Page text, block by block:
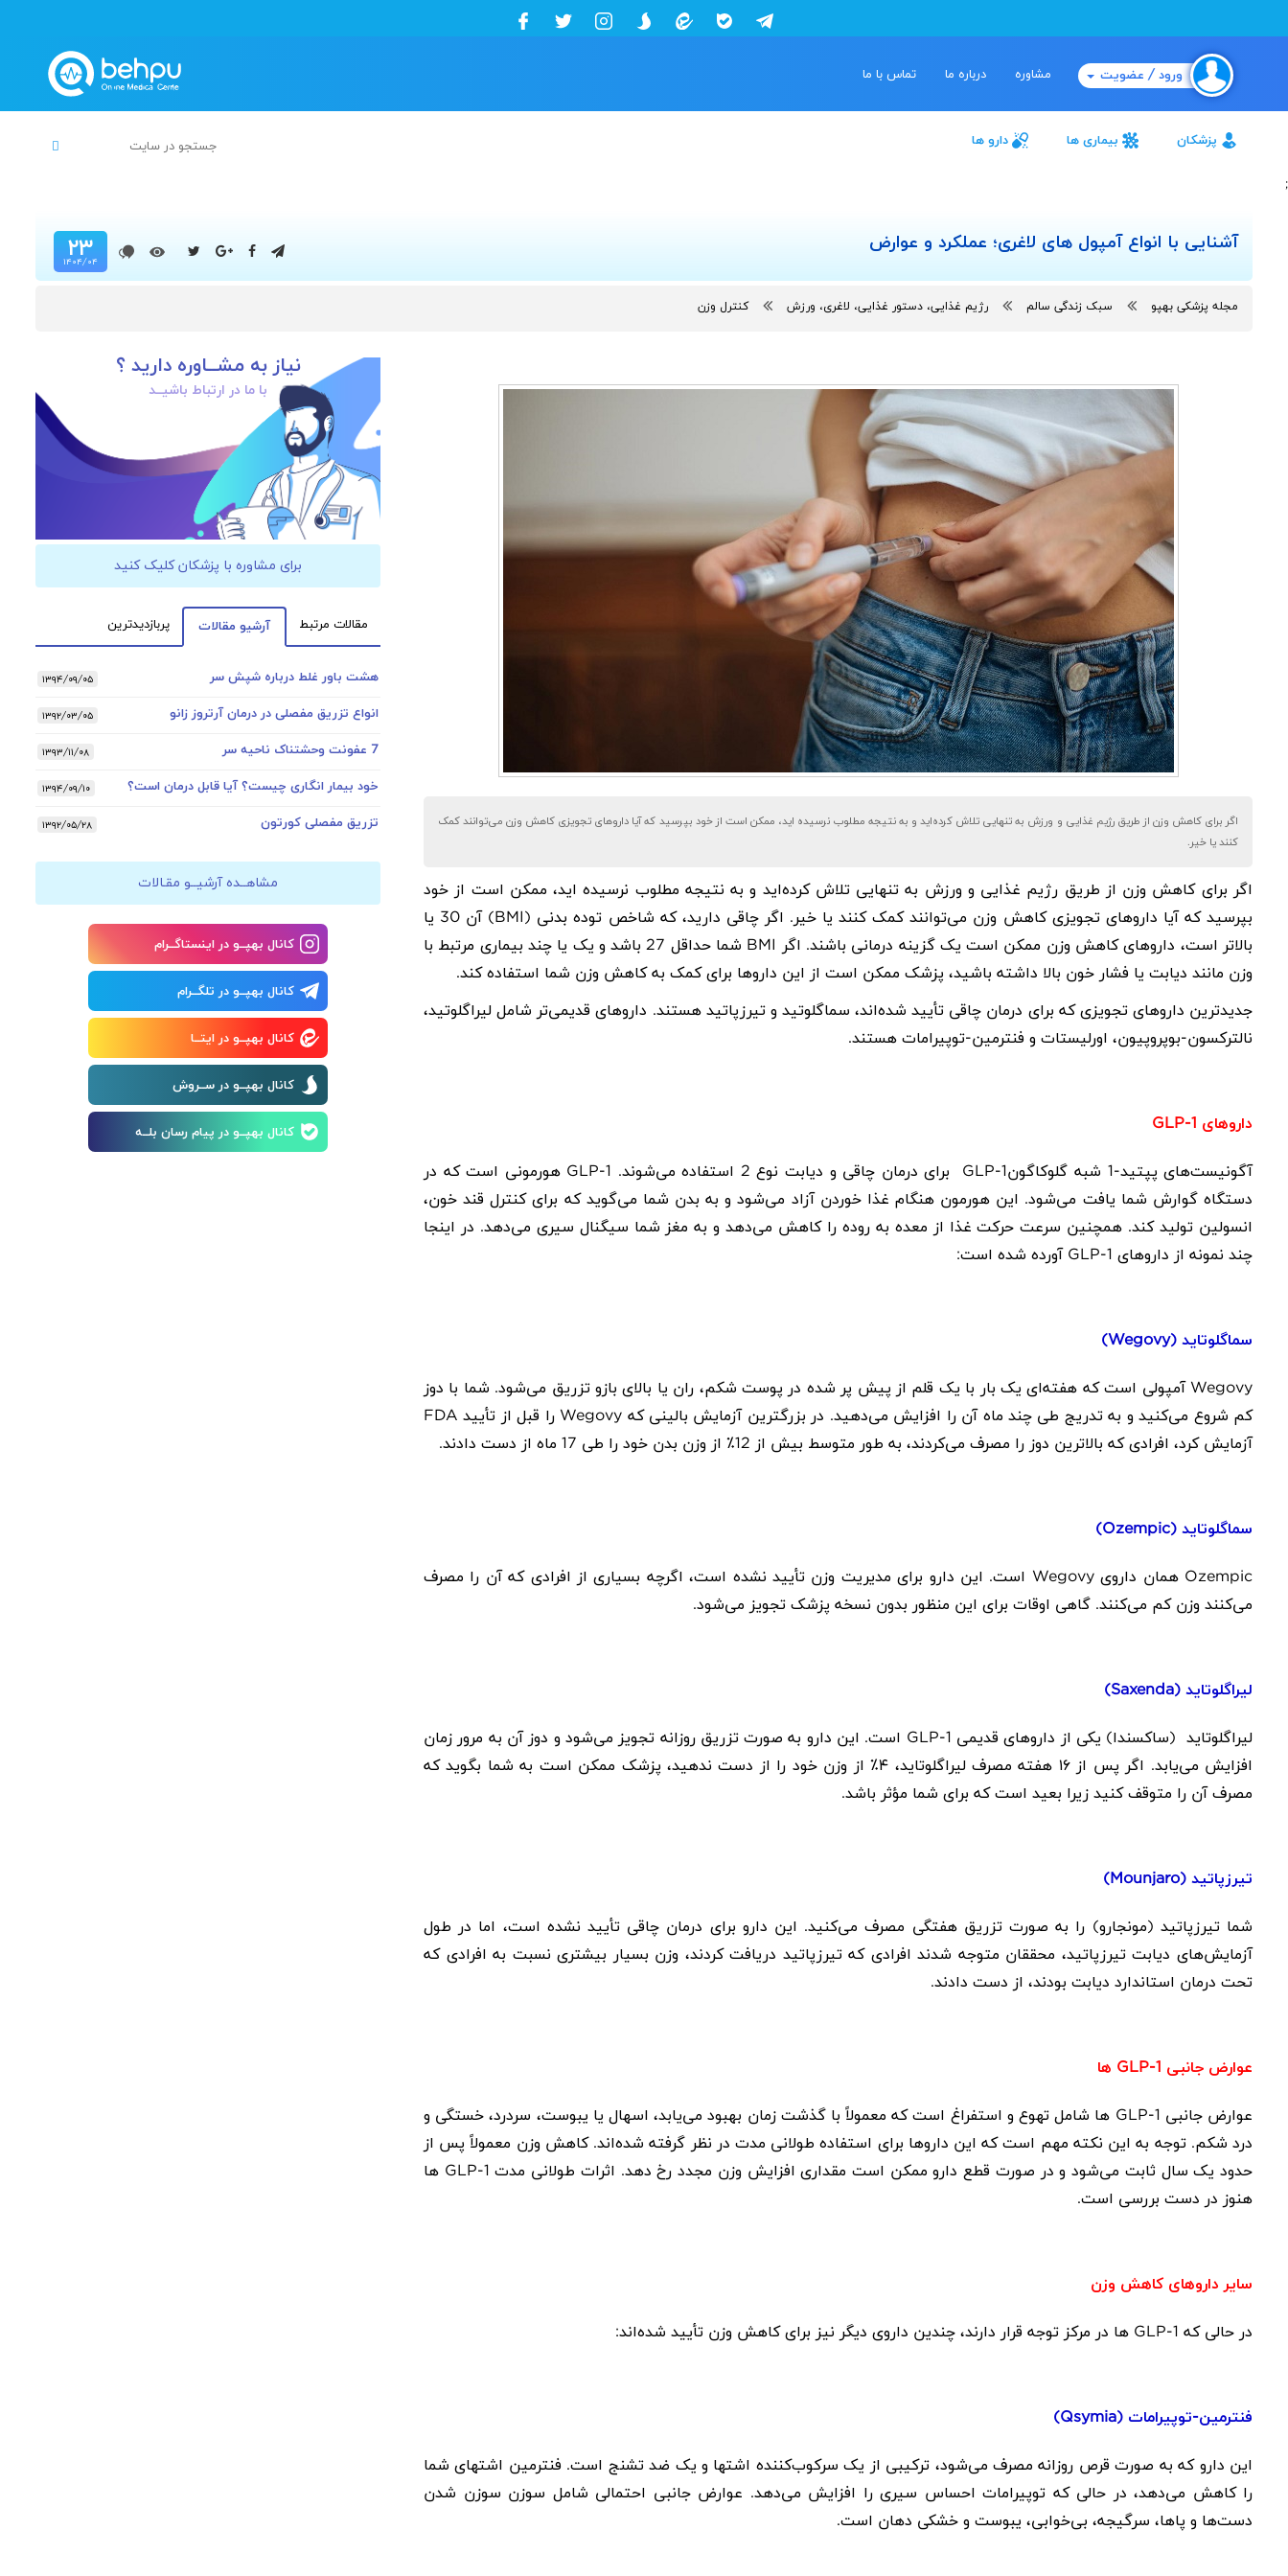
ورود / عضویت مشاوره درباره ما تماس با ما
پزشکان بیماری ها دارو ها
;
آشنایی با انواع آمپول های لاغری؛ عملکرد و عوارض ۲۳
۱۴۰۴/۰۴
مجله پزشکی بهپو سبک زندگی سالم رژیم غذایی، دستور غذایی، لاغری، ورزش کنترل وزن
اگر برای کاهش وزن از طریق رژیم غذایی و ورزش به تنهایی تلاش کرده‌اید و به نتیجه مطلوب نرسیده اید، ممکن است از خود بپرسید که آیا داروهای تجویزی کاهش وزن می‌توانند کمک
کنند یا خیر.
اگر برایکاهش وزن از طریق رژیم غذایی و ورزش به تنهایی تلاش کرده‌اید و به نتیجه مطلوب نرسیده اید، ممکن است از خود
بپرسید که آیا داروهای تجویزی کاهش وزن می‌توانند کمک کنند یا خیر. اگر چاقی دارید، که شاخص توده بدنی (BMI)
آن 30 یا
بالاتر است، داروهای کاهش وزن ممکن است یک گزینه درمانی باشند. اگر
شما حداقل 27 باشد و یک یا چند بیماری مرتبط با
وزن مانند دیابت یا فشار خون بالا داشته باشید، پزشک ممکن است از این داروها برای کمک به کاهش وزن شما استفاده کند.
جدیدترین داروهای تجویزی که برای درمان چاقی تأیید شده‌اند، سماگلوتید و تیرزپاتید هستند. داروهای قدیمی‌تر شامل لیراگلوتید،
نالترکسون-بوپروپیون، اورلیستات و فنترمین-توپیرامات هستند.
داروهای GLP-1
آگونیست‌های پپتید-1 شبه گلوکاگون GLP-1 برای درمان چاقی و دیابت نوع 2 استفاده می‌شوند. GLP-1 هورمونی است که در
دستگاه گوارش شما یافت می‌شود. این هورمون هنگام غذا خوردن آزاد می‌شود و به بدن شما می‌گوید که برای کنترل قند خون،
انسولین تولید کند. همچنین سرعت حرکت غذا از معده به روده را کاهش می‌دهد و به مغز شما سیگنال سیری می‌دهد. در اینجا
چند نمونه از داروهای GLP-1 آورده شده است:
سماگلوتاید (Wegovy
)
Wegovy آمپولی است که هفته‌ای یک بار با یک قلم از پیش پر شده در پوست شکم، ران یا بالای بازو تزریق می‌شود. شما با دوز
کم شروع می‌کنید و به تدریج طی چند ماه آن را افزایش می‌دهید. در بزرگترین آزمایش بالینی که Wegovy را قبل از تأیید FDA
آزمایش کرد، افرادی که بالاترین دوز را مصرف می‌کردند، به طور متوسط ​​بیش از 12٪ از وزن بدن خود را طی 17 ماه از دست دادند.
سماگلوتاید (
Ozempic
)
Ozempic همان دارویWegovy است. این دارو برای مدیریت وزن تأیید نشده است، اگرچه بسیاری از افرادی که آن را مصرف
می‌کنند وزن کم می‌کنند. گاهی اوقات برای این منظور بدون نسخه پزشک تجویز می‌شود.
لیراگلوتاید (Saxenda
)
لیراگلوتاید (ساکسندا) یکی از داروهای قدیمی GLP-1 است. این دارو به صورت تزریق روزانه تجویز می‌شود و دوز آن به مرور زمان
افزایش می‌یابد. اگر پس از۱۶ هفته مصرف لیراگلوتاید، ۴٪ از وزن خود را از دست ندهید، پزشک ممکن است به شما بگوید که
مصرف آن را متوقف کنید زیرا بعید است که برای شما مؤثر باشد.
تیرزپاتید (Mounjaro
)
شما تیرزپاتید (مونجارو) را به صورت تزریق هفتگی مصرف می‌کنید. این دارو برای درمان چاقی تأیید نشده است، اما در طول
آزمایش‌های دیابت تیرزپاتید، محققان متوجه شدند افرادی که تیرزپاتید دریافت کردند، وزن بسیار بیشتری نسبت به افرادی که
تحت درمان استاندارد دیابت بودند، از دست دادند.
عوارض جانبی GLP-1 ها
عوارض جانبی GLP-1 ها شامل تهوع و استفراغ است که معمولاً با گذشت زمان بهبود می‌یابد، اسهال یا یبوست، سردرد، خستگی و
درد شکم. توجه به این نکته مهم است که این داروها برای استفاده طولانی مدت در نظر گرفته شده‌اند. کاهش وزن معمولاً پس از
حدود یک سال ثابت می‌شود و در صورت قطع دارو ممکن است مقداری افزایش وزن مجدد رخ دهد. اثرات طولانی مدت GLP-1 ها
هنوز در دست بررسی است.
سایر داروهای کاهش وزن
در حالی که GLP-1 ها در مرکز توجه قرار دارند، چندین داروی دیگر نیز برای کاهش وزن تأیید شده‌اند:
فنترمین-توپیرامات (Qsymia
)
این دارو که به صورت قرص روزانه مصرف می‌شود، ترکیبی از یک سرکوب‌کننده اشتها و یک ضد تشنج است. فنترمین اشتهای شما
را کاهش می‌دهد، در حالی که توپیرامات احساس سیری را افزایش می‌دهد. عوارض جانبی احتمالی شامل سوزن سوزن شدن
دست‌ها و پاها، سرگیجه، بی‌خوابی، یبوست و خشکی دهان است.
نیاز به مشــاوره دارید ؟
با ما در ارتباط باشیــد
برای مشاوره با پزشکان کلیک کنید
مقالات مرتبط آرشیو مقالات پربازدیدترین
هشت باور غلط درباره شپش سر ۱۳۹۴/۰۹/۰۵
انواع تزریق مفصلی در درمان آرتروز زانو ۱۳۹۲/۰۳/۰۵
7 عفونت وحشتناک ناحیه سر ۱۳۹۳/۱۱/۰۸
خود بیمار انگاری چیست؟ آیا قابل درمان است؟ ۱۳۹۴/۰۹/۱۰
تزریق مفصلی کورتون ۱۳۹۲/۰۵/۲۸
مشاهــده آرشیــو مقـالات
کانال بهپــو در اینستاگــرام
کانال بهپــو در تلگــرام
کانال بهپــو در ایتــا
کانال بهپــو در ســروش
کانال بهپــو در پیام رسان بلــه